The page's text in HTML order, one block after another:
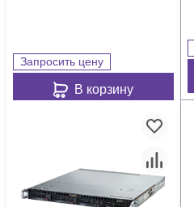
Запросить цену
В корзину